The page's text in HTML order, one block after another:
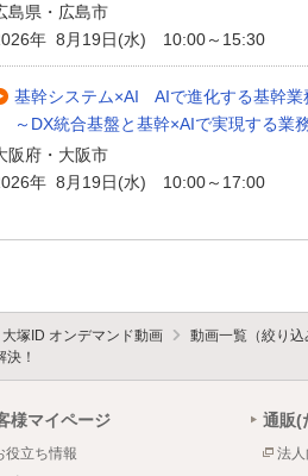
島県・広島市
年 8月19日(水) 10:00～15:30
基幹システム×AI AIで進化する基幹
～DX統合基盤と基幹×AIで実現する業
阪府・大阪市
年 8月19日(水) 10:00～17:00
大塚ID オンデマンド動画 動画一覧（絞り込
！
様マイページ
役立ち情報
通販(
法